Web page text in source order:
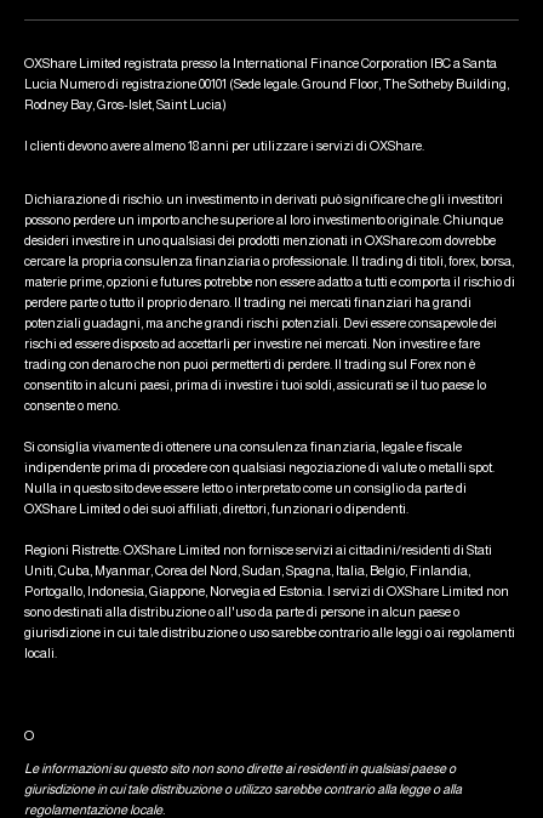
OXShare Limited registrata presso la International Finance Corporation IBC a Santa
Lucia Numero di registrazione 00101 (Sede legale: Ground Floor, The Sotheby Building,
Rodney Bay, Gros-Islet, Saint Lucia)
I clienti devono avere almeno 18 anni per utilizzare i servizi di OXShare.
Dichiarazione di rischio: un investimento in derivati può significare che gli investitori
possono perdere un importo anche superiore al loro investimento originale. Chiunque
desideri investire in uno qualsiasi dei prodotti menzionati in OXShare.com dovrebbe
cercare la propria consulenza finanziaria o professionale. Il trading di titoli, forex, borsa,
materie prime, opzioni e futures potrebbe non essere adatto a tutti e comporta il rischio di
perdere parte o tutto il proprio denaro. Il trading nei mercati finanziari ha grandi
potenziali guadagni, ma anche grandi rischi potenziali. Devi essere consapevole dei
rischi ed essere disposto ad accettarli per investire nei mercati. Non investire e fare
trading con denaro che non puoi permetterti di perdere. Il trading sul Forex non è
consentito in alcuni paesi, prima di investire i tuoi soldi, assicurati se il tuo paese lo
consente o meno.
Si consiglia vivamente di ottenere una consulenza finanziaria, legale e fiscale
indipendente prima di procedere con qualsiasi negoziazione di valute o metalli spot.
Nulla in questo sito deve essere letto o interpretato come un consiglio da parte di
OXShare Limited o dei suoi affiliati, direttori, funzionari o dipendenti.
Regioni Ristrette: OXShare Limited non fornisce servizi ai cittadini/residenti di Stati
Uniti, Cuba, Myanmar, Corea del Nord, Sudan, Spagna, Italia, Belgio, Finlandia,
Portogallo, Indonesia, Giappone, Norvegia ed Estonia. I servizi di OXShare Limited non
sono destinati alla distribuzione o all'uso da parte di persone in alcun paese o
giurisdizione in cui tale distribuzione o uso sarebbe contrario alle leggi o ai regolamenti
locali.
O
Le informazioni su questo sito non sono dirette ai residenti in qualsiasi paese o
giurisdizione in cui tale distribuzione o utilizzo sarebbe contrario alla legge o alla
regolamentazione locale.